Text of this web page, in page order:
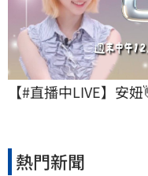
【#直播中LIVE】安
熱門新聞